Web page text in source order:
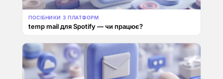
ПОСІБНИКИ З ПЛАТФОРМ
temp mail для Spotify — чи працює?